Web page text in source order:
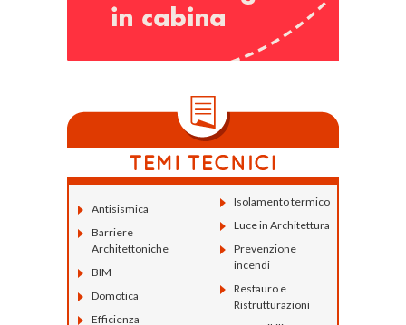
Antisismica
Barriere
Architettoniche
BIM
Domotica
Efficienza
Isolamento termico
Luce in Architettura
Prevenzione
incendi
Restauro e
Ristrutturazioni